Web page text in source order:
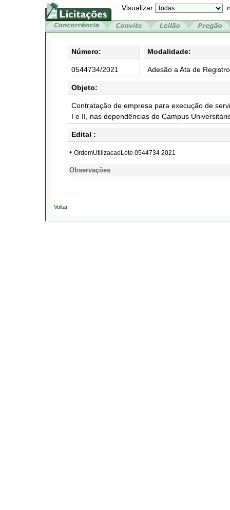
:: Visualizar
Número: Modalidade:
0544734/2021 Adesão a Ata de
Objeto:
Contratação de empresa para execução de
I e II, nas dependências do Campus
Edital :
• OrdemUtilizacaoLote 0544734 2021
Observações
Voltar